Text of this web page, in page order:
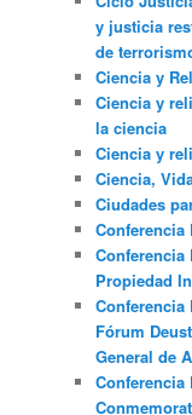
y justicia
de
Ciencia y
Ciencia y
la ciencia
Ciencia y
Ciencia,
Ciudades
Conferencia
Propiedad
Fórum
General de
Conferencia